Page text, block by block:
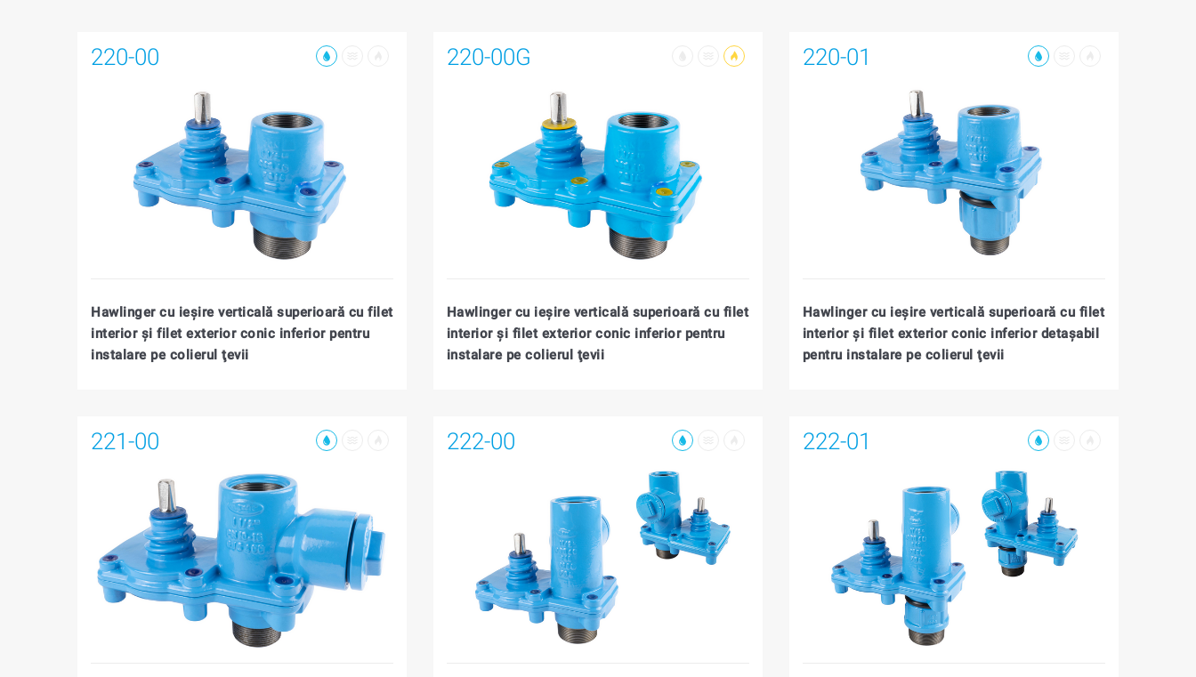
220-00
Hawlinger cu ieşire verticală superioară cu filet
interior şi filet exterior conic inferior pentru
instalare pe colierul ţevii
220-00G
Hawlinger cu ieşire verticală superioară cu filet
interior şi filet exterior conic inferior pentru
instalare pe colierul ţevii
220-01
Hawlinger cu ieşire verticală superioară cu filet
interior şi filet exterior conic inferior detaşabil
pentru instalare pe colierul ţevii
221-00 222-00 222-01